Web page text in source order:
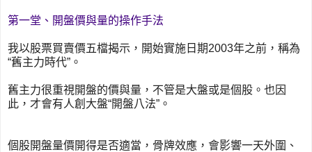
第一堂、開盤價與量的操作手法
我以股票買賣價五檔揭示，開始實施日期2003年之前，稱為
“舊主力時代”。
舊主力很重視開盤的價與量，不管是大盤或是個股。也因
此，才會有人創大盤“開盤八法”。
個股開盤量價開得是否適當，骨牌效應，會影響一天外圍、